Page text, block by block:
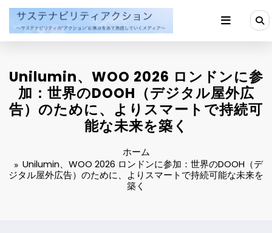
ン
Unilumin、WOO 2026 ロンドンに参
加：世界のDOOH（デジタル屋外広
告）のために、よりスマートで持続可
能な未来を築く
ホーム
Unilumin、WOO 2026 ロンドンに参加：世界のDOOH（デ
ジタル屋外広告）のために、よりスマートで持続可能な未来を
築く